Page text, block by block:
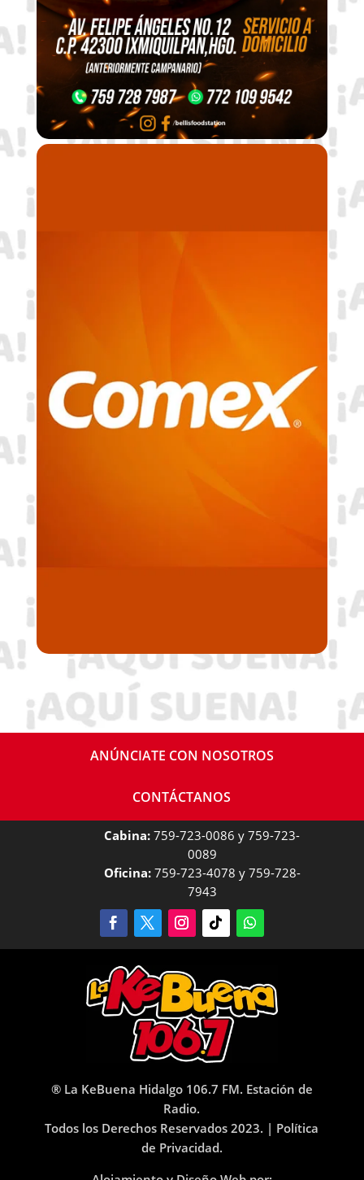
ANÚNCIATE CON NOSOTROS
CONTÁCTANOS
Cabina: 759-723-0086 y 759-723-
0089
Oficina:759-723-4078 y 759-728-
7943
® La KeBuena Hidalgo 106.7 FM. Estación de
Radio.
Todos los Derechos Reservados 2023. | Política
de Privacidad.